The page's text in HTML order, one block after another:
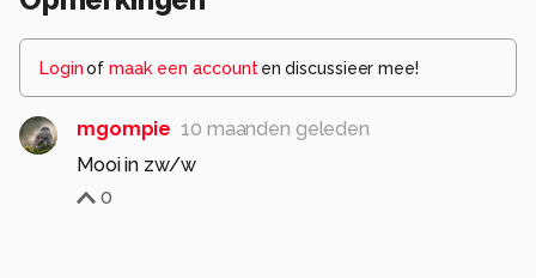
Loginof maak een account en discussieer mee!
mgompie 10 maanden geleden
Mooi in zw/w
0